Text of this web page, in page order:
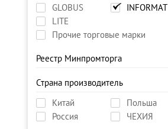
GLOBUS
INFORMAT
LITE
Прочие торговые марки
Реестр Минпромторга
Страна производитель
Китай
Польша
Россия
ЧЕХИЯ